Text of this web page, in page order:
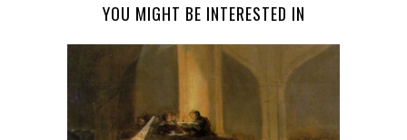
YOU MIGHT BE INTERESTED IN